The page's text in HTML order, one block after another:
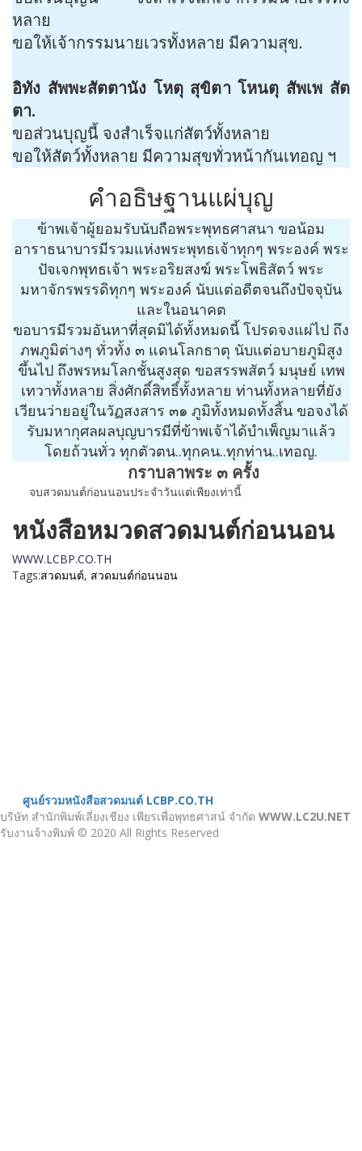
หลาย
ขอให้เจ้ากรรมนายเวรทั้งหลาย มีความสุข.
อิทัง สัพพะสัตตานัง โหตุ สุขิตา โหนตุ สัพเพ สัต
ตา.
ขอส่วนบุญนี้ จงสำเร็จแก่สัตว์ทั้งหลาย
ขอให้สัตว์ทั้งหลาย มีความสุขทั่วหน้ากันเทอญ ฯ
คำอธิษฐานแผ่บุญ
ข้าพเจ้าผู้ยอมรับนับถือพระพุทธศาสนา ขอน้อม
อาราธนาบารมีรวมแห่งพระพุทธเจ้าทุกๆ พระองค์ พระ
ปัจเจกพุทธเจ้า พระอริยสงฆ์ พระโพธิสัตว์ พระ
มหาจักรพรรดิทุกๆ พระองค์ นับแต่อดีตจนถึงปัจจุบัน
และในอนาคต
ขอบารมีรวมอันหาที่สุดมิได้ทั้งหมดนี้ โปรดจงแผ่ไป ถึง
ภพภูมิต่างๆ ทั่วทั้ง ๓ แดนโลกธาตุ นับแต่อบายภูมิสูง
ขึ้นไป ถึงพรหมโลกชั้นสูงสุด ขอสรรพสัตว์ มนุษย์ เทพ
เทวาทั้งหลาย สิ่งศักดิ์สิทธิ์ทั้งหลาย ท่านทั้งหลายที่ยัง
เวียนว่ายอยู่ในวัฏสงสาร ๓๑ ภูมิทั้งหมดทั้งสิ้น ขอจงได้
รับมหากุศลผลบุญบารมีที่ข้าพเจ้าได้บำเพ็ญมาแล้ว
โดยถ้วนทั่ว ทุกตัวตน..ทุกคน..ทุกท่าน..เทอญ.
กราบลาพระ ๓ ครั้ง
จบสวดมนต์ก่อนนอนประจำวันแต่เพียงเท่านี้
หนังสือหมวดสวดมนต์ก่อนนอน
WWW.LCBP.CO.TH
Tags:สวดมนต์, สวดมนต์ก่อนนอน
ศูนย์รวมหนังสือสวดมนต์ LCBP.CO.TH
บริษัท สำนักพิมพ์เลี่ยงเชียง เพียรเพื่อพุทธศาสน์ จำกัด WWW.LC2U.NET
รับงานจ้างพิมพ์ © 2020 All Rights Reserved